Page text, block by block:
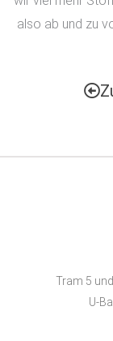
also ab und zu
Tram 5
U-